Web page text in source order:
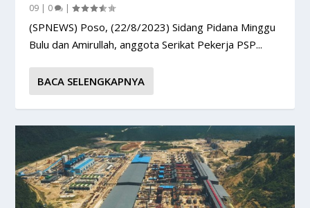
09 | 0 |
(SPNEWS) Poso, (22/8/2023) Sidang Pidana Minggu
Bulu dan Amirullah, anggota Serikat Pekerja PSP...
BACA SELENGKAPNYA